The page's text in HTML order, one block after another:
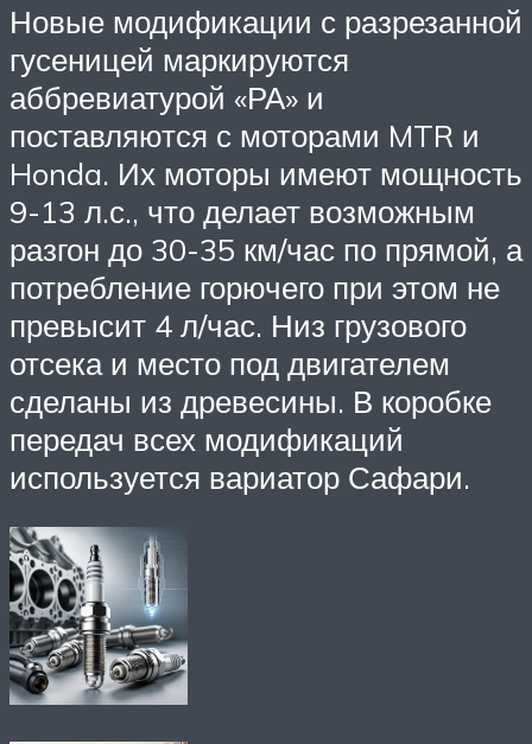
Новые модификации с разрезанной
гусеницей маркируются
аббревиатурой «РА» и
поставляются с моторами MTR и
Honda. Их моторы имеют мощность
9-13 л.с., что делает возможным
разгон до 30-35 км/час по прямой, а
потребление горючего при этом не
превысит 4 л/час. Низ грузового
отсека и место под двигателем
сделаны из древесины. В коробке
передач всех модификаций
используется вариатор Сафари.